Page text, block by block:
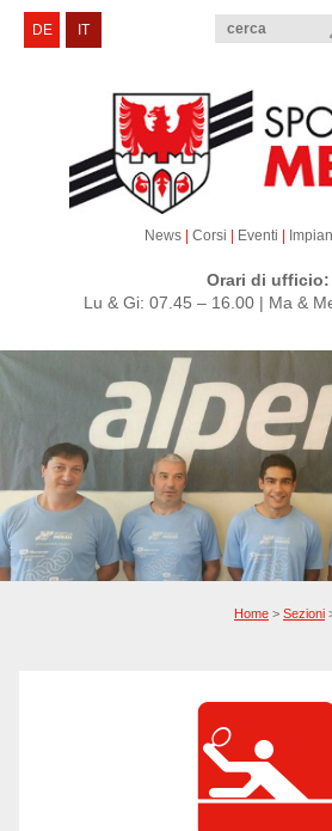
News | Corsi | Eventi |
Orari di ufficio:
Lu & Gi: 07.45 – 16.00 | Ma &
DE
IT
menu
Sportclub Merano
Corsi e Eventi
Servizi e Contatti
Home > Sezioni